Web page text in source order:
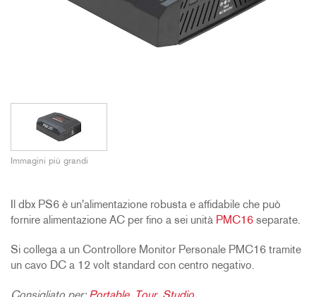
Immagini più grandi
Il dbx PS6 è un'alimentazione robusta e affidabile che può
fornire alimentazione AC per fino a sei unità PMC16 separate.
Si collega a un Controllore Monitor Personale PMC16 tramite
un cavo DC a 12 volt standard con centro negativo.